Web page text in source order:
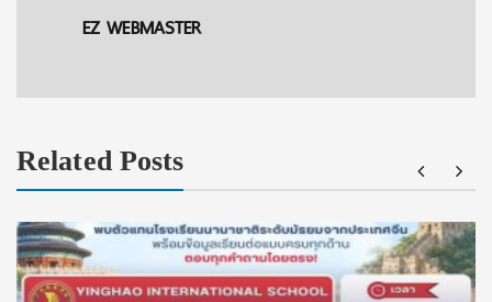
EZ WEBMASTER
Related Posts